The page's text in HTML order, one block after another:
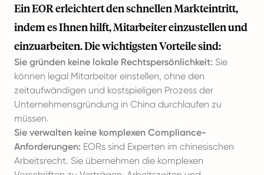
Ein EOR erleichtert den schnellen Markteintritt,
indem es Ihnen hilft, Mitarbeiter einzustellen und
einzuarbeiten. Die wichtigsten Vorteile sind:
Sie gründen keine lokale Rechtspersönlichkeit: Sie
können legal Mitarbeiter einstellen, ohne den
zeitaufwändigen und kostspieligen Prozess der
Unternehmensgründung in China durchlaufen zu
müssen.
Sie verwalten keine komplexen Compliance-
Anforderungen: EORs sind Experten im chinesischen
Arbeitsrecht. Sie übernehmen die komplexen